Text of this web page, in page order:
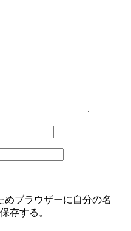
めブラウザーに自分の名
存する。